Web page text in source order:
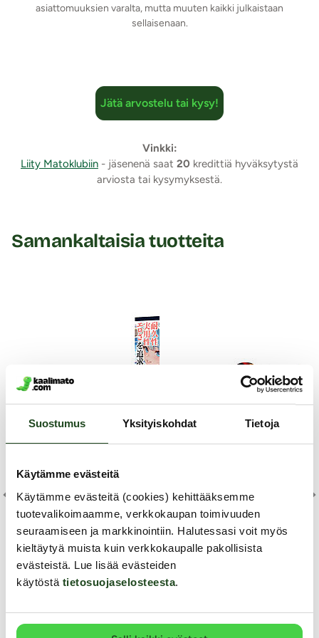
Suostumus Yksityiskohdat Tietoja
Käytämme evästeitä
Käytämme evästeitä (cookies) kehittääksemme
tuotevalikoimaamme, verkkokaupan toimivuuden
seuraamiseen ja markkinointiin. Halutessasi voit myös
kieltäytyä muista kuin verkkokaupalle pakollisista
evästeistä. Lue lisää evästeiden
käytöstä tietosuojaselosteesta.
asiattomuuksien varalta, mutta muuten kaikki julkaistaan
sellaisenaan.
Jätä arvostelu tai kysy!
Vinkki:
Liity Matoklubiin - jäsenenä saat 20 kredittiä hyväksytystä
arviosta tai kysymyksestä.
Samankaltaisia tuotteita
Harper -
Aitoa jäljittelevästä,
Nanma
Tekovagina, Asami Matsumoto
Asami Matsumoto -tekovagina on käytännöllinen,
kätevä sekä erittäin toimiva matkakokoinen
Alien Toys
Drakes Fire -
Drakes Fire-tekovagina edustaa
roolileikkimaailmaa niin
S-